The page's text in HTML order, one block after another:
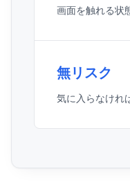
画面を触れる状
無リスク
気に入らなけれ